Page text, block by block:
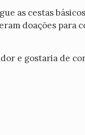
as cestas
doações para
e gostaria de